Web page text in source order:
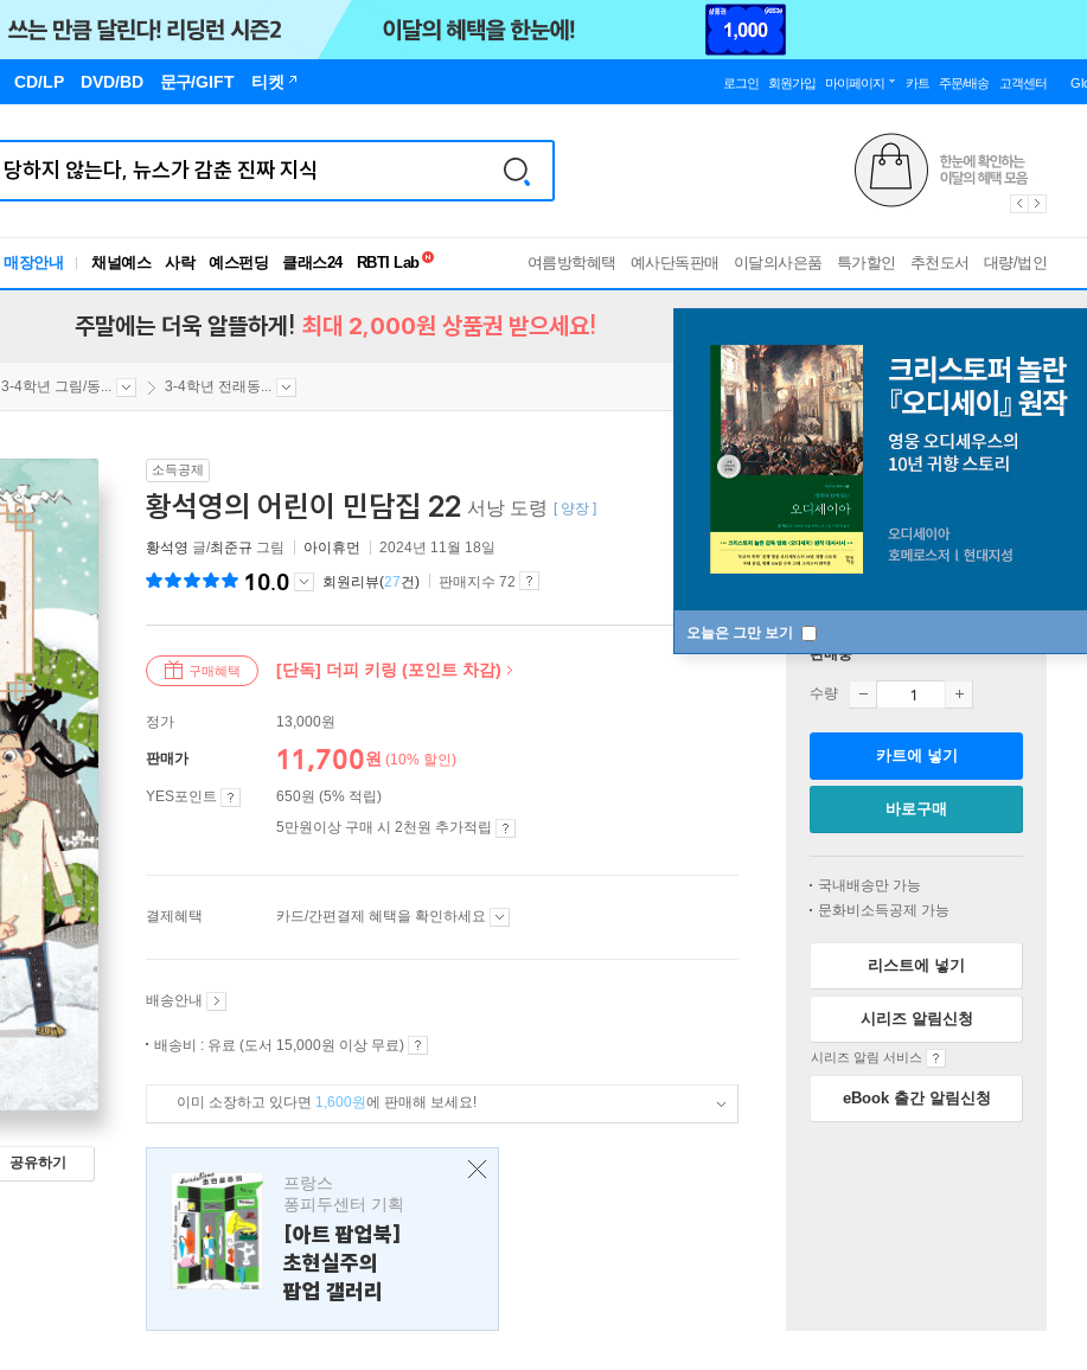
CD/LP DVD/BD 문구/GIFT 티켓 로그인 회원가입 마이페이지 카트 주문/배송 고객센터
매장안내 채널예스 사락 예스펀딩 클래스24
RBTI Lab
독서유형검사
여름방학혜택 예사단독판매 이달의사은품 특가할인 추천도서 대량/법인
오늘은 그만 보기
주말에는 더욱 알뜰하게! 최대 2,000원 상품권 받으세요!
3-4학년 그림/동... 3-4학년 전래동...
공유하기
소득공제
황석영의 어린이 민담집 22 서낭 도령 [ 양장 ]
황석영 글/최준규 그림 아이휴먼 2024년 11월 18일
10.0 회원리뷰(27건) 판매지수 72
구매혜택 [단독] 더피 키링 (포인트 차감)
정가 13,000원
판매가 11,700원 (10% 할인)
YES포인트
650원 (5% 적립)
5만원이상 구매 시 2천원 추가적립
결제혜택 카드/간편결제 혜택을 확인하세요
배송안내
배송비 : 유료 (도서 15,000원 이상 무료)
이미 소장하고 있다면 1,600원에 판매해 보세요!
프랑스
퐁피두센터 기획
[아트 팝업북]
초현실주의
팝업 갤러리
판매중
수량
카트에 넣기
바로구매
국내배송만 가능
문화비소득공제 가능
리스트에 넣기
시리즈 알림신청
시리즈 알림 서비스
eBook 출간 알림신청